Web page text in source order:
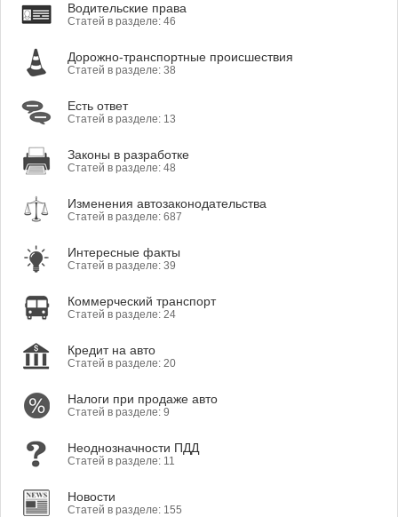
Водительские права
Статей в разделе: 46
Дорожно-транспортные происшествия
Статей в разделе: 38
Есть ответ
Статей в разделе: 13
Законы в разработке
Статей в разделе: 48
Изменения автозаконодательства
Статей в разделе: 687
Интересные факты
Статей в разделе: 39
Коммерческий транспорт
Статей в разделе: 24
Кредит на авто
Статей в разделе: 20
Налоги при продаже авто
Статей в разделе: 9
Неоднозначности ПДД
Статей в разделе: 11
Новости
Статей в разделе: 155